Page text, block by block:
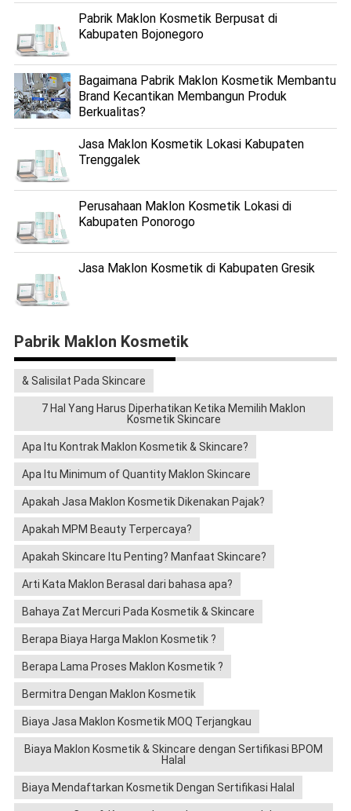
Pabrik Maklon Kosmetik Berpusat di
Kabupaten Bojonegoro
Bagaimana Pabrik Maklon Kosmetik Membantu
Brand Kecantikan Membangun Produk
Berkualitas?
Jasa Maklon Kosmetik Lokasi Kabupaten
Trenggalek
Perusahaan Maklon Kosmetik Lokasi di
Kabupaten Ponorogo
Jasa Maklon Kosmetik di Kabupaten Gresik
Pabrik Maklon Kosmetik
& Salisilat Pada Skincare
7 Hal Yang Harus Diperhatikan Ketika Memilih Maklon
Kosmetik Skincare
Apa Itu Kontrak Maklon Kosmetik & Skincare?
Apa Itu Minimum of Quantity Maklon Skincare
Apakah Jasa Maklon Kosmetik Dikenakan Pajak?
Apakah MPM Beauty Terpercaya?
Apakah Skincare Itu Penting? Manfaat Skincare?
Arti Kata Maklon Berasal dari bahasa apa?
Bahaya Zat Mercuri Pada Kosmetik & Skincare
Berapa Biaya Harga Maklon Kosmetik ?
Berapa Lama Proses Maklon Kosmetik ?
Bermitra Dengan Maklon Kosmetik
Biaya Jasa Maklon Kosmetik MOQ Terjangkau
Biaya Maklon Kosmetik & Skincare dengan Sertifikasi BPOM
Halal
Biaya Mendaftarkan Kosmetik Dengan Sertifikasi Halal